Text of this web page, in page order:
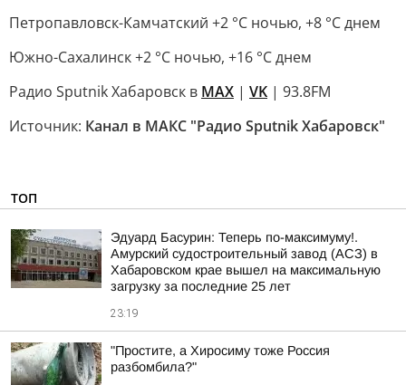
Петропавловск-Камчатский +2 °С ночью, +8 °С днем
Южно-Сахалинск +2 °С ночью, +16 °С днем
Радио Sputnik Хабаровск в MAX | VK | 93.8FM
Источник: Канал в МАКС "Радио Sputnik Хабаровск"
ТОП
Эдуард Басурин: Теперь по-максимуму!.
Амурский судостроительный завод (АСЗ) в
Хабаровском крае вышел на максимальную
загрузку за последние 25 лет
23:19
"Простите, а Хиросиму тоже Россия
разбомбила?"